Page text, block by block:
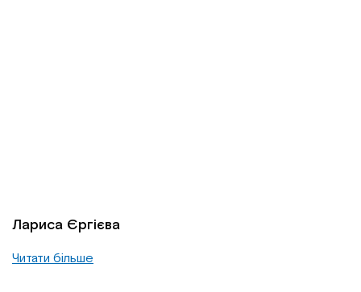
Лариса Єргієва
Читати більше